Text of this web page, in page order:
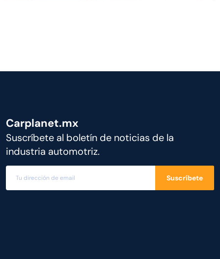
Carplanet.mx
Suscríbete al boletín de noticias de la
industria automotriz.
Suscríbete